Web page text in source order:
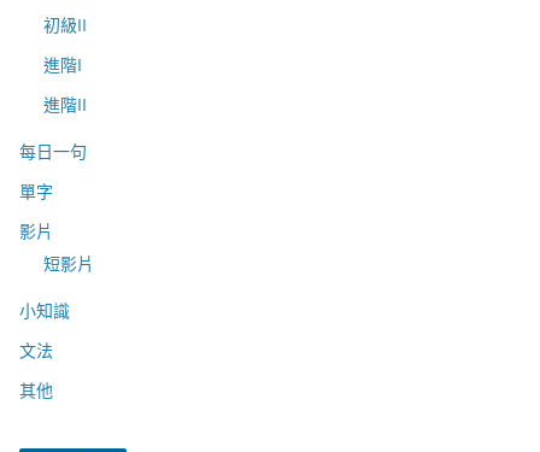
初級II
進階I
進階II
每日一句
單字
影片
短影片
小知識
文法
其他